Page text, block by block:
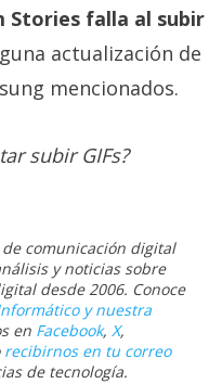
Stories falla al subir
actualización de
mencionados.
subir GIFs?
comunicación digital
y noticias sobre
desde 2006. Conoce
y nuestra
en Facebook, X,
recibirnos en tu correo
de tecnología.